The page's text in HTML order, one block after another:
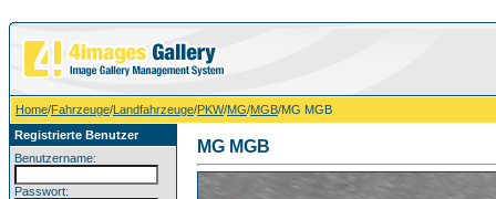
Home/Fahrzeuge/Landfahrzeuge/PKW/MG/MGB/MG MGB
Registrierte Benutzer
Benutzername:
Passwort:
MG MGB